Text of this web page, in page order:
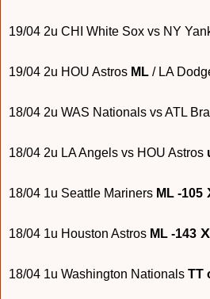
19/04 2u CHI White Sox vs NY
19/04 2u HOU Astros ML / LA
18/04 2u WAS Nationals vs ATL
18/04 2u LA Angels vs HOU Astros
18/04 1u Seattle Mariners ML -105
18/04 1u Houston Astros ML -143 X
18/04 1u Washington Nationals TT